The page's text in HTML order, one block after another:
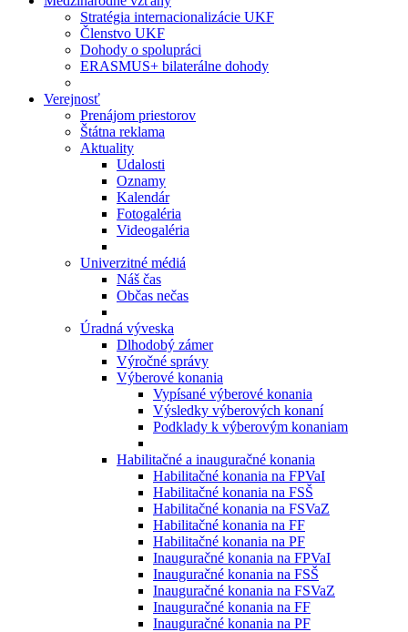
Stratégia internacionalizácie UKF
Členstvo UKF
Dohody o spolupráci
ERASMUS+ bilaterálne dohody
Verejnosť
Prenájom priestorov
Štátna reklama
Aktuality
Udalosti
Oznamy
Kalendár
Fotogaléria
Videogaléria
Univerzitné médiá
Náš čas
Občas nečas
Úradná výveska
Dlhodobý zámer
Výročné správy
Výberové konania
Vypísané výberové konania
Výsledky výberových konaní
Podklady k výberovým konaniam
Habilitačné a inauguračné konania
Habilitačné konania na FPVaI
Habilitačné konania na FSŠ
Habilitačné konania na FSVaZ
Habilitačné konania na FF
Habilitačné konania na PF
Inauguračné konania na FPVaI
Inauguračné konania na FSŠ
Inauguračné konania na FSVaZ
Inauguračné konania na FF
Inauguračné konania na PF